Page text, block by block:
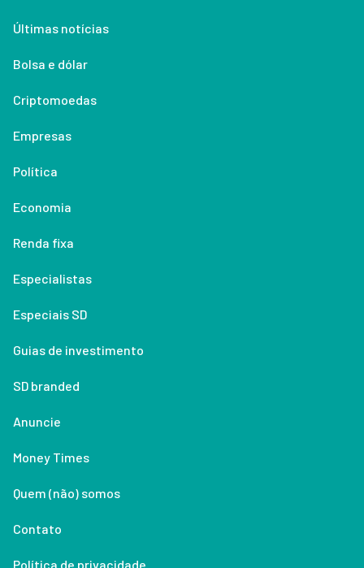
Últimas notícias
Bolsa e dólar
Criptomoedas
Empresas
Política
Economia
Renda fixa
Especialistas
Especiais SD
Guias de investimento
SD branded
Anuncie
Money Times
Quem (não) somos
Contato
Política de privacidade